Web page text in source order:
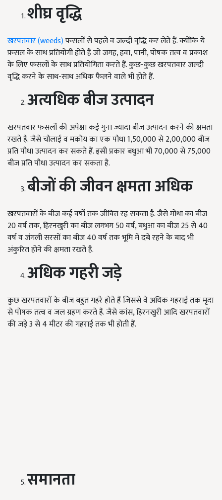
शीघ्र वृद्धि
खरपतवार (weeds)फसलों से पहले व जल्दी वृद्धि कर लेते हैं. क्योंकि ये
फ़सल के साथ प्रतियोगी होते हैं जो जगह, हवा, पानी, पोषक तत्व व प्रकाश
के लिए फसलों के साथ प्रतियोगिता करते हैं. कुछ-कुछ खरपतवार जल्दी
वृद्धि करने के साथ-साथ अधिक फैलने वाले भी होते हैं.
अत्यधिक बीज उत्पादन
खरपतवार फसलों की अपेक्षा कई गुना ज्यादा बीज उत्पादन करने की क्षमता
रखते हैं. जैसे चौलाई व मकोय का एक पौधा 1,50,000 से 2,00,000 बीज
प्रति पौधा उत्पादन कर सकते हैं. इसी प्रकार बथुआ भी 70,000 से 75,000
बीज प्रति पौधा उत्पादन कर सकता है.
बीजों की जीवन क्षमता अधिक
खरपतवारों के बीज कई वर्षों तक जीवित रह सकता है. जैसे मोथा का बीज
20 वर्ष तक, हिरनखुरी का बीज लगभग 50 वर्ष, बथुआ का बीज 25 से 40
वर्ष व जंगली सरसों का बीज 40 वर्ष तक भूमि में दबे रहने के बाद भी
अंकुरित होने की क्षमता रखते हैं.
अधिक गहरी जड़े
कुछ खरपतवारों के बीज बहुत गहरे होते हैं जिससे वे अधिक गहराई तक मृदा
से पोषक तत्व व जल ग्रहण करते हैं. जैसे कांस, हिरनखुरी आदि खरपतवारों
की जड़े 3 से 4 मीटर की गहराई तक भी होती हैं.
समानता